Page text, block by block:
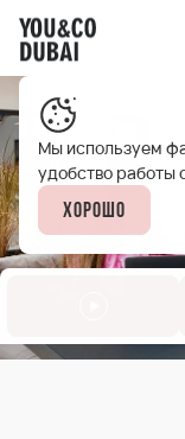
Мы используем
удобство работы
Хорошо